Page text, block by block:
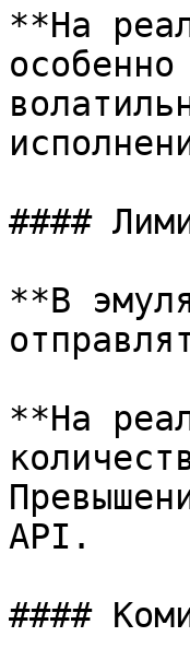
**На
####
**В
**На
API.
####